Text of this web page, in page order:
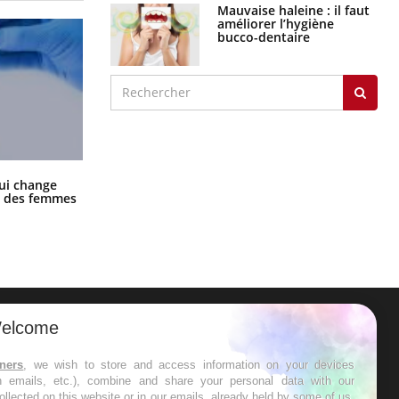
change
femmes
graves
Maladie de Charcot
amyotrophique)
, we wish to store and access information on your devices
emails, etc.), combine and share your personal data with our